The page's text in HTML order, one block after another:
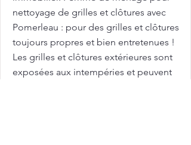
nettoyage de grilles et clôtures avec
Pomerleau : pour des grilles et clôtures
toujours propres et bien entretenues !
Les grilles et clôtures extérieures sont
exposées aux intempéries et peuvent